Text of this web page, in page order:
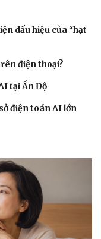
dấu hiệu của “hạt
điện thoại?
tại Ấn Độ
điện toán AI lớn